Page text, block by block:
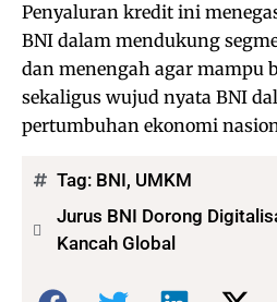
Penyaluran kredit ini
BNI dalam mendukung
dan menengah agar mampu
sekaligus wujud nyata BNI
pertumbuhan ekonomi
Tag: BNI, UMKM
Jurus BNI Dorong
Kancah Global
Bagikan: